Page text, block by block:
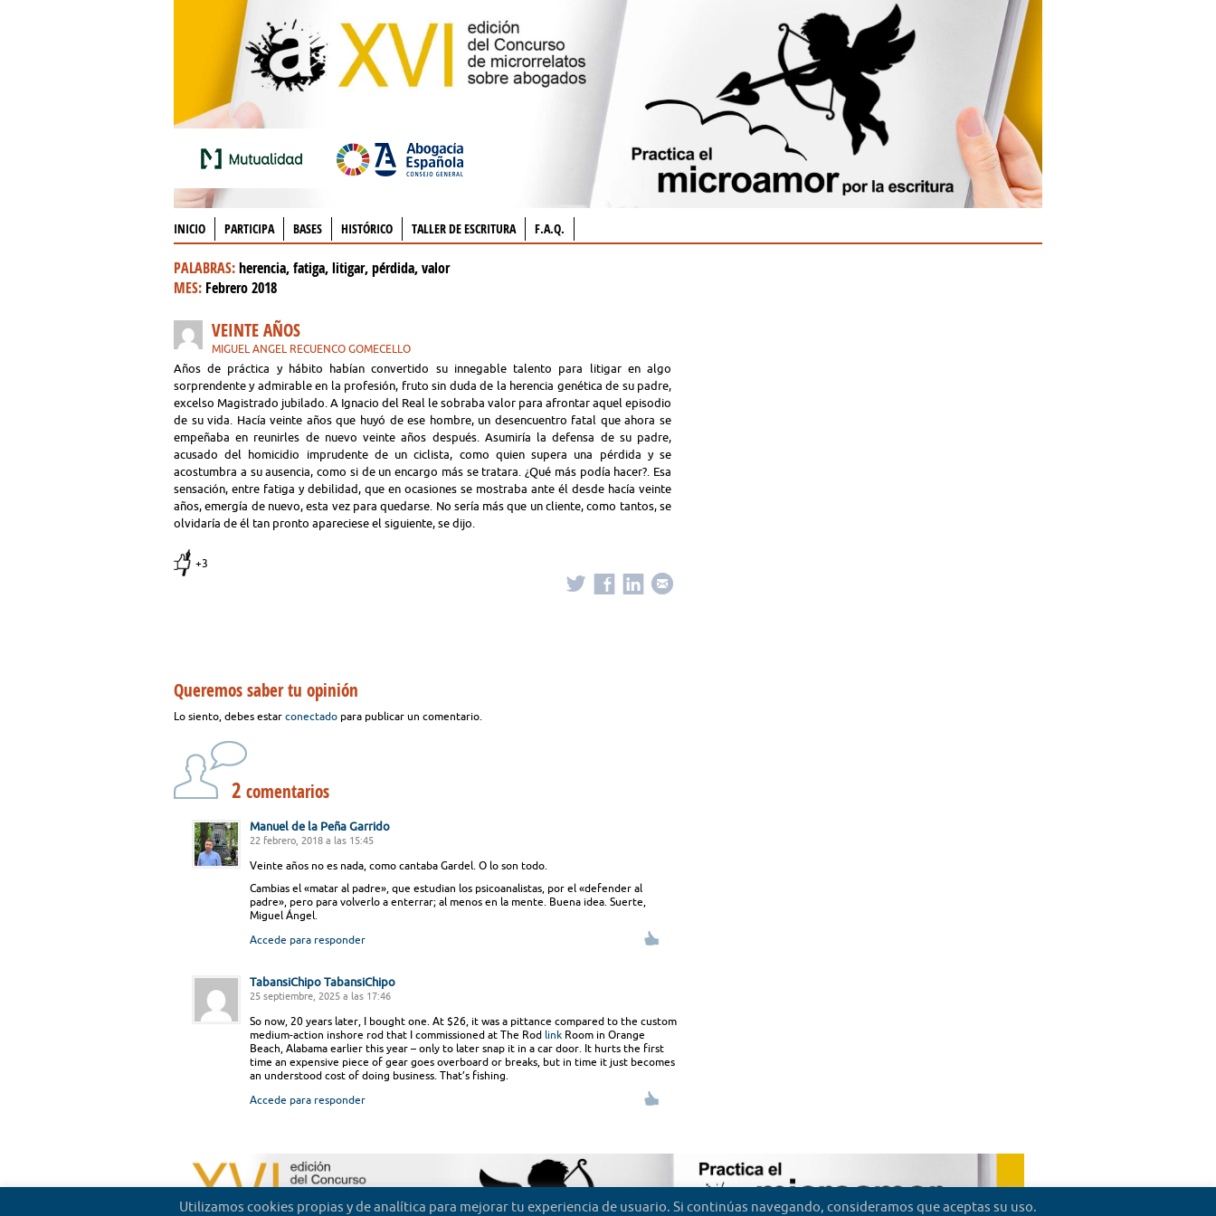
INICIO PARTICIPA BASES HISTÓRICO TALLER DE ESCRITURA F.A.Q.
PALABRAS:herencia, fatiga, litigar, pérdida, valor
MES: Febrero 2018
VEINTE AÑOS
MIGUEL ANGEL RECUENCO GOMECELLO
Años de práctica y hábito habían convertido su innegable talento para litigar en algo
sorprendente y admirable en la profesión, fruto sin duda de la herencia genética de su padre,
excelso Magistrado jubilado. A Ignacio del Real le sobraba valor para afrontar aquel episodio
de su vida. Hacía veinte años que huyó de ese hombre, un desencuentro fatal que ahora se
empeñaba en reunirles de nuevo veinte años después. Asumiría la defensa de su padre,
acusado del homicidio imprudente de un ciclista, como quien supera una pérdida y se
acostumbra a su ausencia, como si de un encargo más se tratara. ¿Qué más podía hacer?. Esa
sensación, entre fatiga y debilidad, que en ocasiones se mostraba ante él desde hacía veinte
años, emergía de nuevo, esta vez para quedarse. No sería más que un cliente, como tantos, se
olvidaría de él tan pronto apareciese el siguiente, se dijo.
+3
Queremos saber tu opinión
Lo siento, debes estar conectado para publicar un comentario.
2 comentarios
Manuel de la Peña Garrido
22 febrero, 2018 a las 15:45
Veinte años no es nada, como cantaba Gardel. O lo son todo.
Cambias el «matar al padre», que estudian los psicoanalistas, por el «defender al
padre», pero para volverlo a enterrar; al menos en la mente. Buena idea. Suerte,
Miguel Ángel.
Accede para responder
TabansiChipo TabansiChipo
25 septiembre, 2025 a las 17:46
So now, 20 years later, I bought one. At $26, it was a pittance compared to the custom
medium-action inshore rod that I commissioned at The Rod link Room in Orange
Beach, Alabama earlier this year – only to later snap it in a car door. It hurts the first
time an expensive piece of gear goes overboard or breaks, but in time it just becomes
an understood cost of doing business. That’s fishing.
Accede para responder
Utilizamos cookies propias y de analítica para mejorar tu experiencia de usuario. Si continúas navegando, consideramos que aceptas su uso.